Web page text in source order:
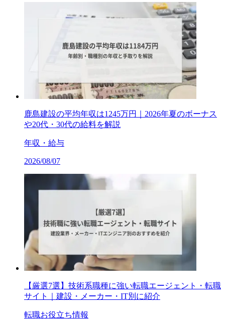
鹿島建設の平均年収は1245万円｜2026年夏のボーナス
や20代・30代の給料を解説
年収・給与
2026/08/07
【厳選7選】技術系職種に強い転職エージェント・転職
サイト｜建設・メーカー・IT別に紹介
転職お役立ち情報